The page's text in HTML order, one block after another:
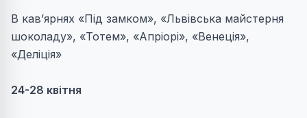
В кав’ярнях «Під замком», «Львівська майстерня
шоколаду», «Тотем», «Апріорі», «Венеція»,
«Деліція»
24-28 квітня